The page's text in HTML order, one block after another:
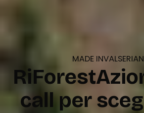
MADE
call per